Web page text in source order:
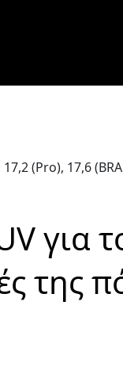
(Pro), 17,6
για
της